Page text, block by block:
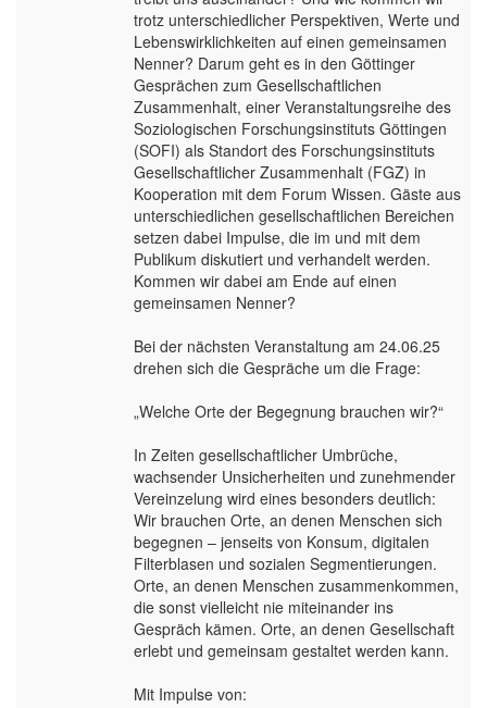
trotz unterschiedlicher Perspektiven, Werte und
Lebenswirklichkeiten auf einen gemeinsamen
Nenner? Darum geht es in den Göttinger
Gesprächen zum Gesellschaftlichen
Zusammenhalt, einer Veranstaltungsreihe des
Soziologischen Forschungsinstituts Göttingen
(SOFI) als Standort des Forschungsinstituts
Gesellschaftlicher Zusammenhalt (FGZ) in
Kooperation mit dem Forum Wissen. Gäste aus
unterschiedlichen gesellschaftlichen Bereichen
setzen dabei Impulse, die im und mit dem
Publikum diskutiert und verhandelt werden.
Kommen wir dabei am Ende auf einen
gemeinsamen Nenner?
Bei der nächsten Veranstaltung am 24.06.25
drehen sich die Gespräche um die Frage:
„Welche Orte der Begegnung brauchen wir?“
In Zeiten gesellschaftlicher Umbrüche,
wachsender Unsicherheiten und zunehmender
Vereinzelung wird eines besonders deutlich:
Wir brauchen Orte, an denen Menschen sich
begegnen – jenseits von Konsum, digitalen
Filterblasen und sozialen Segmentierungen.
Orte, an denen Menschen zusammenkommen,
die sonst vielleicht nie miteinander ins
Gespräch kämen. Orte, an denen Gesellschaft
erlebt und gemeinsam gestaltet werden kann.
Mit Impulse von: